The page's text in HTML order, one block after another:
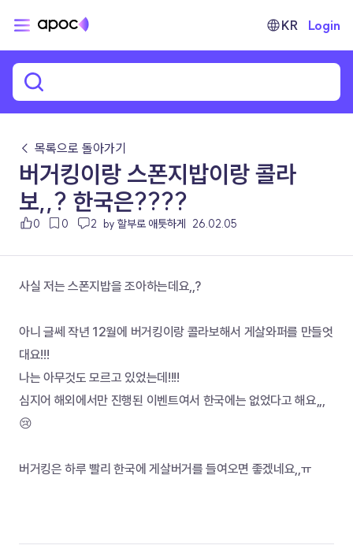
KR Login
← 목록으로 돌아가기
버거킹이랑 스폰지밥이랑 콜라
보,,? 한국은????
0 0 2 by 할부로 애틋하게 26.02.05
사실 저는 스폰지밥을 조아하는데요,,?
아니 글쎄 작년 12월에 버거킹이랑 콜라보해서 게살와퍼를 만들엇
대요!!!
나는 아무것도 모르고 있었는데!!!!
심지어 해외에서만 진행된 이벤트여서 한국에는 없었다고 해요,,,
😢
버거킹은 하루 빨리 한국에 게살버거를 들여오면 좋겠네요,,ㅠ